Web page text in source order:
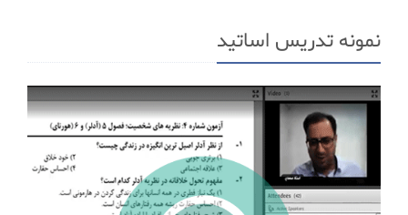
نمونه تدریس اساتید